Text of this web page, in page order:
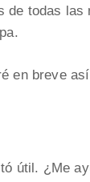
de todas
en breve
útil. ¿Me